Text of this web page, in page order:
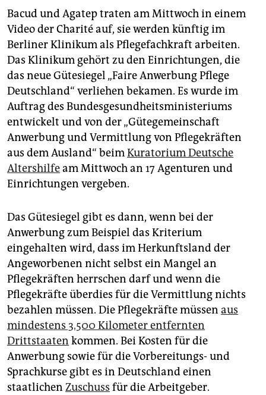
Bacud und Agatep traten am Mittwoch in einem
Video der Charité auf, sie werden künftig im
Berliner Klinikum als Pflegefachkraft arbeiten.
Das Klinikum gehört zu den Einrichtungen, die
das neue Gütesiegel „Faire Anwerbung Pflege
Deutschland“ verliehen bekamen. Es wurde im
Auftrag des Bundesgesundheitsministeriums
entwickelt und von der „Gütegemeinschaft
Anwerbung und Vermittlung von Pflegekräften
aus dem Ausland“ beimKuratorium Deutsche
Altershilfeam Mittwoch an 17 Agenturen und
Einrichtungen vergeben.
Das Gütesiegel gibt es dann, wenn bei der
Anwerbung zum Beispiel das Kriterium
eingehalten wird, dass im Herkunftsland der
Angeworbenen nicht selbst ein Mangel an
Pflegekräften herrschen darf und wenn die
Pflegekräfte überdies für die Vermittlung nichts
bezahlen müssen. Die Pflegekräfte müssen aus
mindestens 3.500 Kilometer entfernten
Drittstaaten kommen. Bei Kosten für die
Anwerbung sowie für die Vorbereitungs- und
Sprachkurse gibt es in Deutschland einen
staatlichen Zuschuss für die Arbeitgeber.